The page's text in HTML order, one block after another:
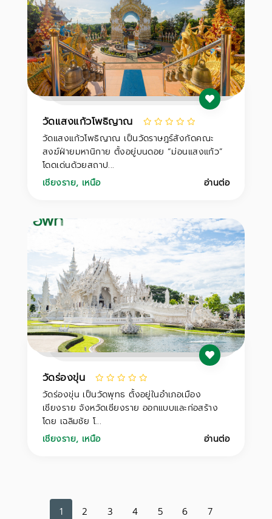
วัดแสงแก้วโพธิญาณ
วัดแสงแก้วโพธิญาณ เป็นวัดราษฎร์สังกัดคณะ
สงฆ์ฝ่ายมหานิกาย ตั้งอยู่บนดอย “ม่อนแสงแก้ว”
โดดเด่นด้วยสถาป...
เชียงราย, เหนือ อ่านต่อ
วัดร่องขุ่น
วัดร่องขุ่น เป็นวัดพุทธ ตั้งอยู่ในอำเภอเมือง
เชียงราย จังหวัดเชียงราย ออกแบบและก่อสร้าง
โดย เฉลิมชัย โ...
เชียงราย, เหนือ อ่านต่อ
1 2 3 4 5 6 7